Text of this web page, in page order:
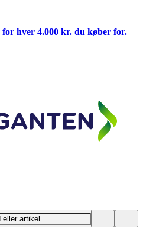
hver 4.000 kr. du køber for.